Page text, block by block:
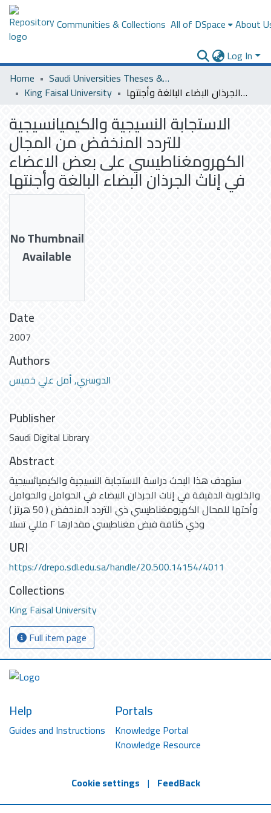
Communities & Collections All of DSpace About
Log In
Home
Saudi Universities Theses & Dissertations
King Faisal University
الاستجابة النسيجية والكيميانسيجية للتردد المنخفض من المجال الكهرومغناطيسي على بعض الاعضاء في إناث الجرذان البضاء البالغة وأجنتها
الاستجابة النسيجية والكيميانسيجية
للتردد المنخفض من المجال
الكهرومغناطيسي على بعض الاعضاء
في إناث الجرذان البضاء البالغة وأجنتها
No Thumbnail
Available
Date
2007
Authors
الدوسري, أمل علي خميس
Publisher
Saudi Digital Library
Abstract
ستهدف هذا البحث دراسة الاستجابة النسيجية والكيميائسيحية
والخلوية الدقيقة في إناث الجرذان البيضاء في الحوامل والحوامل
وأحتها للمحال الكهرومغناطيسي ذي التردد المنخفض ( 50 هرتز )
وذي كثافة فيض مغناطيسي مقدارها ۲ مللي تسلا
URI
https://drepo.sdl.edu.sa/handle/20.500.14154/4011
Collections
King Faisal University
Full item page
Help
Guides and Instructions
Portals
Knowledge Portal
Knowledge Resource
Cookie settings | FeedBack